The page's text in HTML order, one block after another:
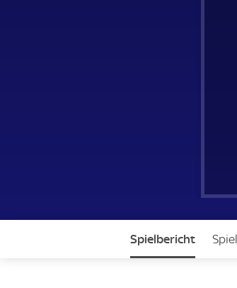
Spielbericht